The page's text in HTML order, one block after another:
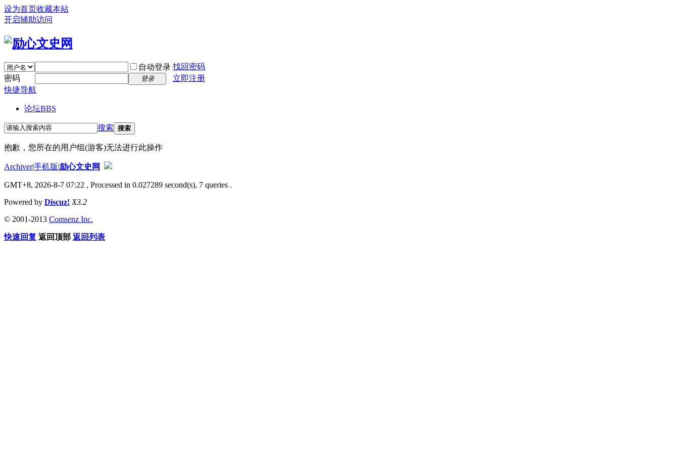
设为首页收藏本站
开启辅助访问
自动登录 找回密码
密码
登录
立即注册
快捷导航
论坛BBS
搜索 搜索
抱歉，您所在的用户组(游客)无法进行此操作
Archiver|手机版|励心文史网
GMT+8, 2026-8-7 07:22 , Processed in 0.027289 second(s), 7 queries .
Powered by Discuz! X3.2
© 2001-2013 Comsenz Inc.
快速回复 返回顶部 返回列表